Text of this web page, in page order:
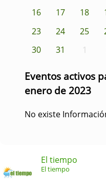
16
17 18
23
24 25
30
31 1
Eventos activos
enero de 2023
No existe
El tiempo
El tiempo